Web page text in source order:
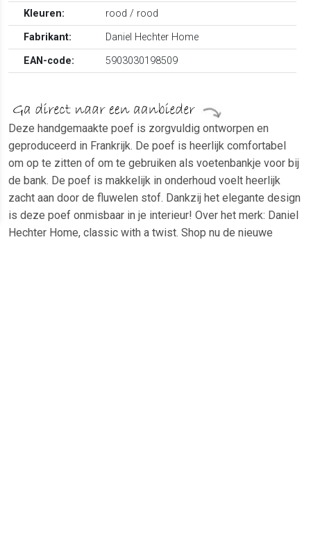
Kleuren:
rood / rood
Fabrikant:
Daniel Hechter Home
EAN-code:
5903030198509
Deze handgemaakte poef is zorgvuldig ontworpen en
geproduceerd in Frankrijk. De poef is heerlijk comfortabel
om op te zitten of om te gebruiken als voetenbankje voor bij
de bank. De poef is makkelijk in onderhoud voelt heerlijk
zacht aan door de fluwelen stof. Dankzij het elegante design
is deze poef onmisbaar in je interieur! Over het merk: Daniel
Hechter Home, classic with a twist. Shop nu de nieuwe